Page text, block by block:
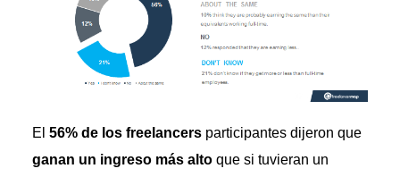
El 56% de los freelancersparticipantes dijeron que
ganan un ingreso más altoque si tuvieran un